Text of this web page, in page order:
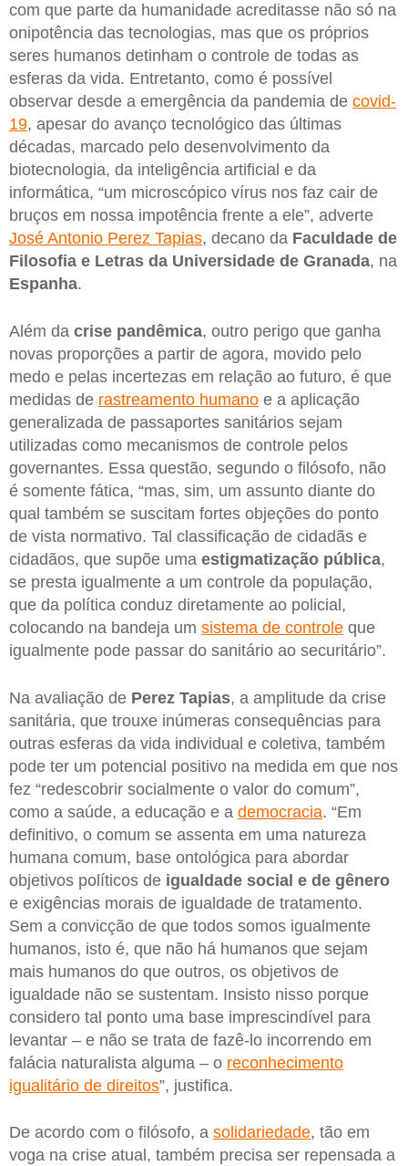
com que parte da humanidade acreditasse não só na
onipotência das tecnologias, mas que os próprios
seres humanos detinham o controle de todas as
esferas da vida. Entretanto, como é possível
observar desde a emergência da pandemia de covid-
19, apesar do avanço tecnológico das últimas
décadas, marcado pelo desenvolvimento da
biotecnologia, da inteligência artificial e da
informática, “um microscópico vírus nos faz cair de
bruços em nossa impotência frente a ele”, adverte
José Antonio Perez Tapias, decano da Faculdade de
Filosofia e Letras da Universidade de Granada, na
Espanha.
Além da crise pandêmica, outro perigo que ganha
novas proporções a partir de agora, movido pelo
medo e pelas incertezas em relação ao futuro, é que
medidas de rastreamento humano e a aplicação
generalizada de passaportes sanitários sejam
utilizadas como mecanismos de controle pelos
governantes. Essa questão, segundo o filósofo, não
é somente fática, “mas, sim, um assunto diante do
qual também se suscitam fortes objeções do ponto
de vista normativo. Tal classificação de cidadãs e
cidadãos, que supõe uma estigmatização pública,
se presta igualmente a um controle da população,
que da política conduz diretamente ao policial,
colocando na bandeja um sistema de controle que
igualmente pode passar do sanitário ao securitário”.
Na avaliação de Perez Tapias, a amplitude da crise
sanitária, que trouxe inúmeras consequências para
outras esferas da vida individual e coletiva, também
pode ter um potencial positivo na medida em que nos
fez “redescobrir socialmente o valor do comum”,
como a saúde, a educação e a democracia. “Em
definitivo, o comum se assenta em uma natureza
humana comum, base ontológica para abordar
objetivos políticos de igualdade social e de gênero
e exigências morais de igualdade de tratamento.
Sem a convicção de que todos somos igualmente
humanos, isto é, que não há humanos que sejam
mais humanos do que outros, os objetivos de
igualdade não se sustentam. Insisto nisso porque
considero tal ponto uma base imprescindível para
levantar – e não se trata de fazê-lo incorrendo em
falácia naturalista alguma – o reconhecimento
igualitário de direitos”, justifica.
De acordo com o filósofo, a solidariedade, tão em
voga na crise atual, também precisa ser repensada a